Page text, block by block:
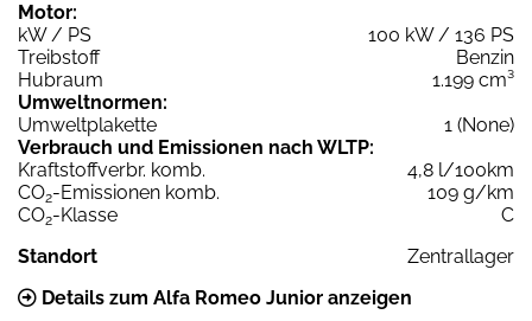
Motor:
kW / PS
100 kW / 136 PS
Treibstoff
Benzin
Hubraum
1.199 cm³
Umweltnormen:
Umweltplakette
1 (None)
Verbrauch und Emissionen nach WLTP:
Kraftstoffverbr. komb.
4,8 l/100km
CO2-Emissionen komb.
109 g/km
CO2-Klasse
C
Standort
Zentrallager
Details zum Alfa Romeo Junior anzeigen